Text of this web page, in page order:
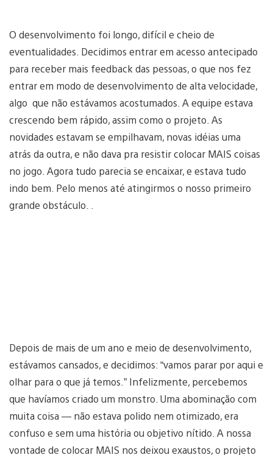
O desenvolvimento foi longo, difícil e cheio de
eventualidades. Decidimos entrar em acesso antecipado
para receber mais feedback das pessoas, o que nos fez
entrar em modo de desenvolvimento de alta velocidade,
algo que não estávamos acostumados. A equipe estava
crescendo bem rápido, assim como o projeto. As
novidades estavam se empilhavam, novas idéias uma
atrás da outra, e não dava pra resistir colocar MAIS coisas
no jogo. Agora tudo parecia se encaixar, e estava tudo
indo bem. Pelo menos até atingirmos o nosso primeiro
grande obstáculo. .
Depois de mais de um ano e meio de desenvolvimento,
estávamos cansados, e decidimos: “vamos parar por aqui e
olhar para o que já temos.” Infelizmente, percebemos
que havíamos criado um monstro. Uma abominação com
muita coisa — não estava polido nem otimizado, era
confuso e sem uma história ou objetivo nítido. A nossa
vontade de colocar MAIS nos deixou exaustos, o projeto